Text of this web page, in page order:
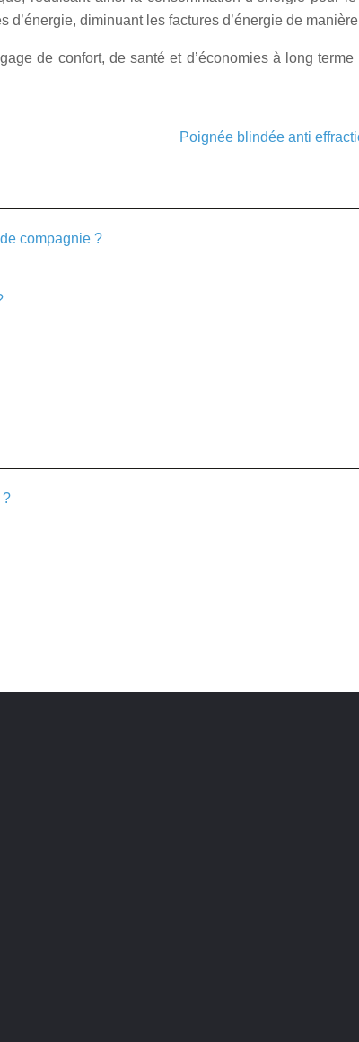
diminuant les factures d’énergie de
de confort, de santé et d’économies à long
Poignée blindée anti
compagnie ?
?